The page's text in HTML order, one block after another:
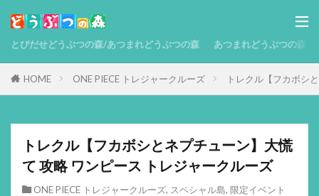
とびだせどうぶつの森/あつまれどうぶつの森 あつまれどうぶつの森
HOME ONE PIECE トレジャークルーズ トレクル【フカボシ
トレクル【フカボシとネプチューン】大慌
て 攻略 ワンピース トレジャークルーズ
ONE PIECE トレジャークルーズ, スペシャル島, 限定イベント